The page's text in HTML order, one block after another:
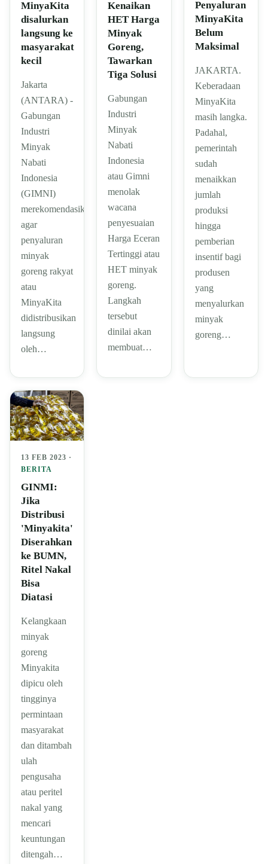
MinyaKita
disalurkan
langsung ke
masyarakat
kecil
Jakarta
(ANTARA) -
Gabungan
Industri
Minyak
Nabati
Indonesia
(GIMNI)
merekomendasikan
agar
penyaluran
minyak
goreng rakyat
atau
MinyaKita
didistribusikan
langsung
oleh…
Kenaikan
HET Harga
Minyak
Goreng,
Tawarkan
Tiga Solusi
Gabungan
Industri
Minyak
Nabati
Indonesia
atau Gimni
menolak
wacana
penyesuaian
Harga Eceran
Tertinggi atau
HET minyak
goreng.
Langkah
tersebut
dinilai akan
membuat…
Penyaluran
MinyaKita
Belum
Maksimal
JAKARTA.
Keberadaan
MinyaKita
masih langka.
Padahal,
pemerintah
sudah
menaikkan
jumlah
produksi
hingga
pemberian
insentif bagi
produsen
yang
menyalurkan
minyak
goreng…
13 FEB 2023 ·
BERITA
GINMI:
Jika
Distribusi
'Minyakita'
Diserahkan
ke BUMN,
Ritel Nakal
Bisa
Diatasi
Kelangkaan
minyak
goreng
Minyakita
dipicu oleh
tingginya
permintaan
masyarakat
dan ditambah
ulah
pengusaha
atau peritel
nakal yang
mencari
keuntungan
ditengah…